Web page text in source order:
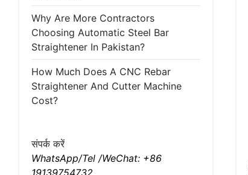
Why Are More Contractors
Choosing Automatic Steel Bar
Straightener In Pakistan?
How Much Does A CNC Rebar
Straightener And Cutter Machine
Cost?
संपर्क करें
WhatsApp/Tel /WeChat: +86
19139754732